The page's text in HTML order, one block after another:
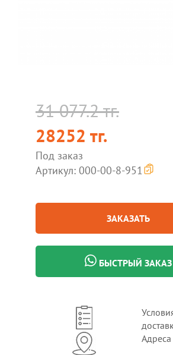
31 077.2 тг.
28252 тг.
Под заказ
Артикул: 000-00-8-951
ЗАКАЗАТЬ
БЫСТРЫЙ ЗАКАЗ